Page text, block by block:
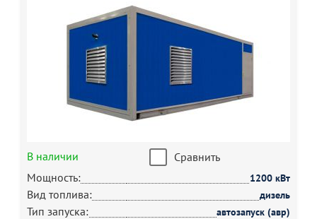
В наличии
Сравнить
Мощность:
1200 кВт
Вид топлива: дизель
Тип запуска: автозапуск (авр)